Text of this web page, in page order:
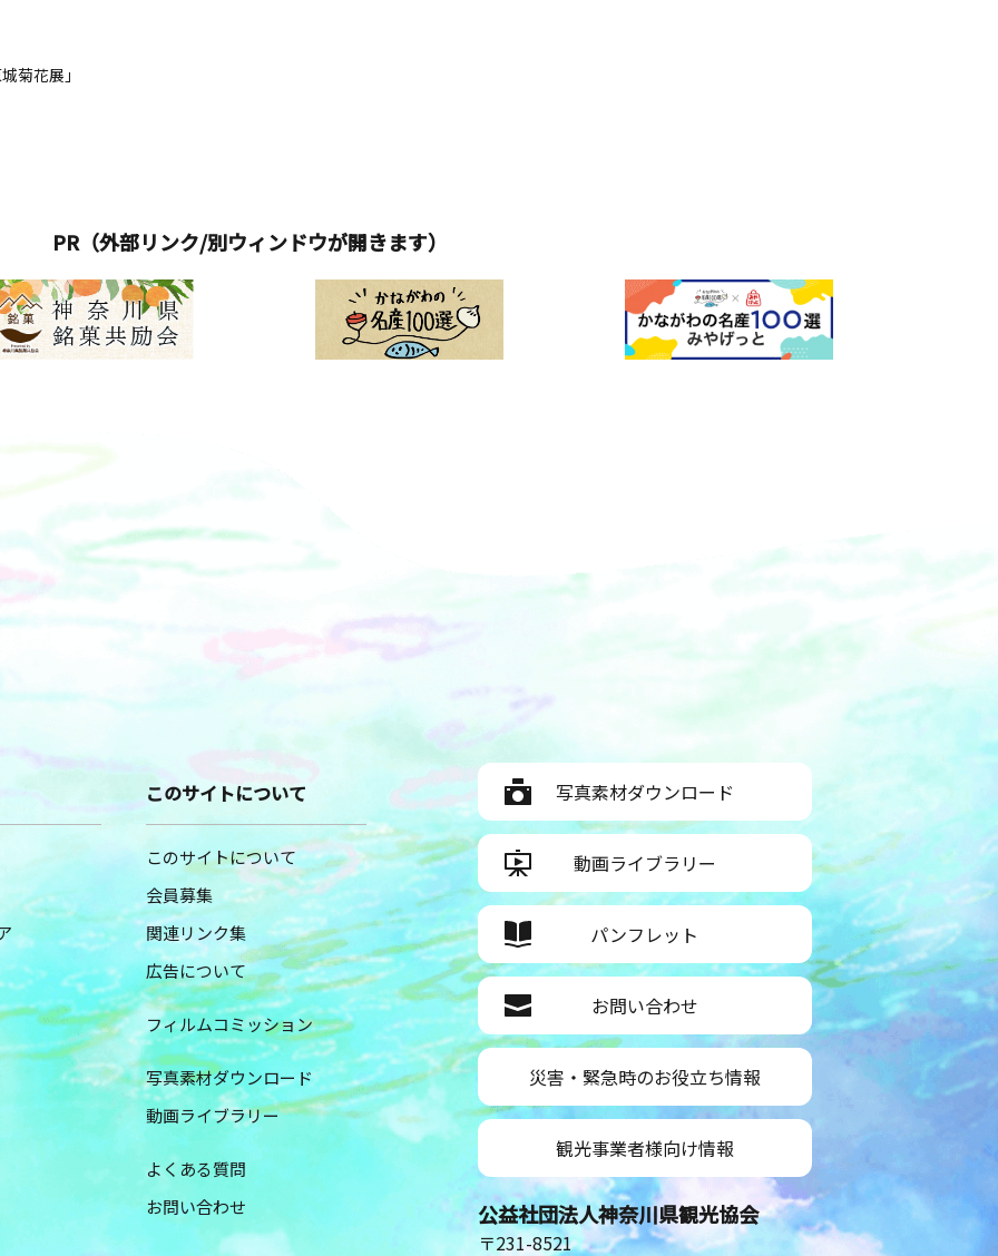
菊花展」
PR（外部リンク/別ウィンドウが開きます）
このサイトについて
このサイトについて
会員募集
関連リンク集
広告について
フィルムコミッション
写真素材ダウンロード
動画ライブラリー
よくある質問
お問い合わせ
写真素材ダウンロード
動画ライブラリー
パンフレット
お問い合わせ
災害・緊急時のお役立ち情報
観光事業者様向け情報
公益社団法人神奈川県観光協会
〒231-8521